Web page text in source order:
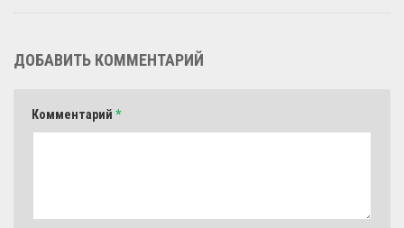
ДОБАВИТЬ КОММЕНТАРИЙ
Комментарий *